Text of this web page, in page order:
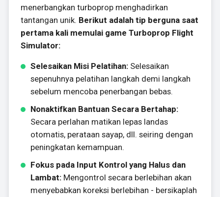
menerbangkan turboprop menghadirkan
tantangan unik. Berikut adalah tip berguna saat
pertama kali memulai game Turboprop Flight
Simulator:
Selesaikan Misi Pelatihan:Selesaikan
sepenuhnya pelatihan langkah demi langkah
sebelum mencoba penerbangan bebas.
Nonaktifkan Bantuan Secara Bertahap:
Secara perlahan matikan lepas landas
otomatis, perataan sayap, dll. seiring dengan
peningkatan kemampuan.
Fokus pada Input Kontrol yang Halus dan
Lambat:Mengontrol secara berlebihan akan
menyebabkan koreksi berlebihan - bersikaplah